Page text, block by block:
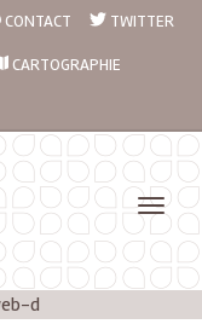
CONTACT TWITTER
CARTOGRAPHIE
d